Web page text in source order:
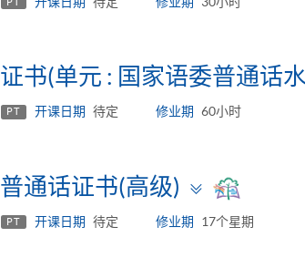
证书(单元 : 国家语委普通话
PT 开课日期 待定 修业期 60小时
普通话证书(高级)
Toggle
panel
PT 开课日期 待定 修业期 17个星期